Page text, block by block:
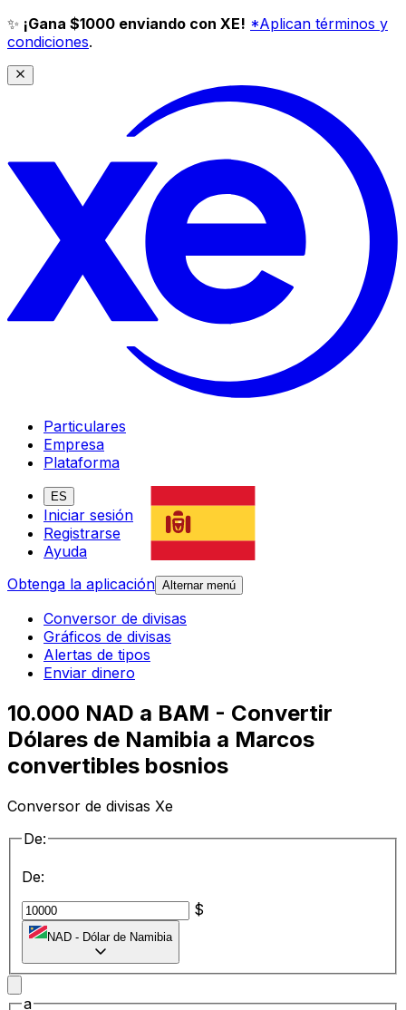
✨ ¡Gana $1000 enviando con XE! *Aplican términos y
condiciones.
Particulares
Empresa
Plataforma
ES
Iniciar sesión
Registrarse
Ayuda
Obtenga la aplicación Alternar menú
Conversor de divisas
Gráficos de divisas
Alertas de tipos
Enviar dinero
10.000 NAD a BAM - Convertir
Dólares de Namibia a Marcos
convertibles bosnios
Conversor de divisas Xe
De:
De:
$
NAD - Dólar de Namibia
a